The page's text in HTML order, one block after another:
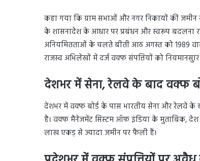
कहा गया कि ग्राम सभाओं और नगर निकायों की जमीन
के शासनादेश के आधार पर प्रबंधन और स्वरूप बदलना
अनियमितताओं के चलते बीती आठ अगस्त को 1989
राजस्व अभिलेखों में दर्ज वक्फ संपत्तियों को
देशभर में सेना,रेलवे के बाद वक्फ
देशभर में वक्फ बोर्ड के पास भारतीय सेना और रेलवे के
है। वक्फ मैनेजमेंट सिस्टम ऑफ इंडिया के मुताबिक, देश
लाख एकड़ से ज्यादा जमीन पर फैली हैं।